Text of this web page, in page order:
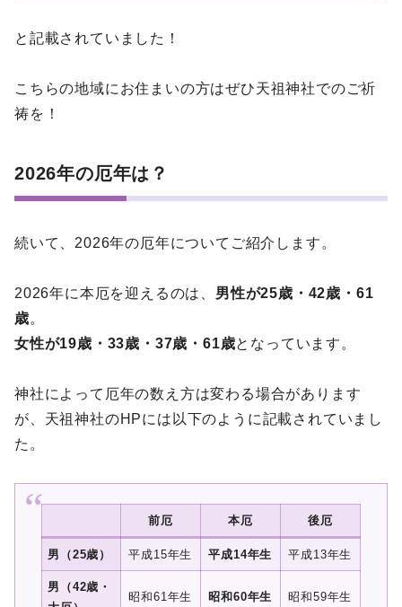
と記載されていました！
こちらの地域にお住まいの方はぜひ天祖神社でのご祈
祷を！
2026年の厄年は？
続いて、2026年の厄年についてご紹介します。
2026年に本厄を迎えるのは、 男性が25歳・42歳・61
歳。
女性が19歳・33歳・37歳・61歳となっています。
神社によって厄年の数え方は変わる場合があります
が、天祖神社のHPには以下のように記載されていまし
た。
前厄 本厄 後厄
男（25歳） 平成15年生 平成14年生 平成13年生
男（42歳・
昭和61年生 昭和60年生 昭和59年生